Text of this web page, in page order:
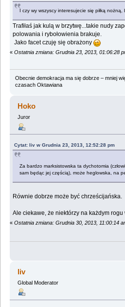
I czy wy wszyscy interesujecie się piłką
Trafiłaś jak kulą w brzytwę...takie nudy
polowania i rybołowienia brakuje.
Jako facet czuję się obrażony
« Ostatnia zmiana: Grudnia 23, 2013, 01:06:28
Obecnie demokracja ma się dobrze – mniej
czasach Oktawiana
Hoko
Juror
Cytat: liv w Grudnia 23, 2013, 12:52:28 pm
Za bardzo marksistowska ta dychotomia
sam będąc jej częścią), może heglowska, na
Równie dobrze może być chrześcijańska.
Ale ciekawe, że niektórzy na każdym
« Ostatnia zmiana: Grudnia 30, 2013, 11:00:14
liv
Global Moderator